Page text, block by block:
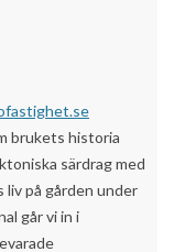
brukets historia
särdrag med
liv på gården under
går vi in i